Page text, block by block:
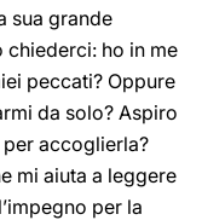
sua grande
chiederci: ho in me
peccati? Oppure
da solo? Aspiro
accoglierla?
mi aiuta a leggere
per la